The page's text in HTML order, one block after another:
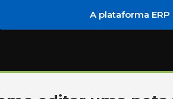
A plataforma